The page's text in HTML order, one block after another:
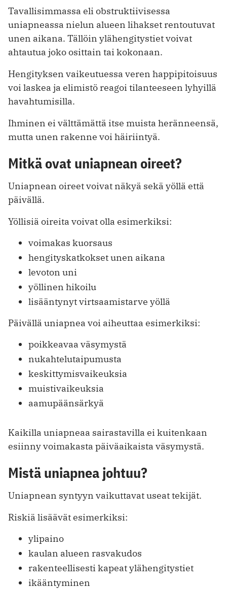
Tavallisimmassa eli obstruktiivisessa
uniapneassa nielun alueen lihakset rentoutuvat
unen aikana. Tällöin ylähengitystiet voivat
ahtautua joko osittain tai kokonaan.
Hengityksen vaikeutuessa veren happipitoisuus
voi laskea ja elimistö reagoi tilanteeseen lyhyillä
havahtumisilla.
Ihminen ei välttämättä itse muista heränneensä,
mutta unen rakenne voi häiriintyä.
Mitkä ovat uniapnean oireet?
Uniapnean oireet voivat näkyä sekä yöllä että
päivällä.
Yöllisiä oireita voivat olla esimerkiksi:
voimakas kuorsaus
hengityskatkokset unen aikana
levoton uni
yöllinen hikoilu
lisääntynyt virtsaamistarve yöllä
Päivällä uniapnea voi aiheuttaa esimerkiksi:
poikkeavaa väsymystä
nukahtelutaipumusta
keskittymisvaikeuksia
muistivaikeuksia
aamupäänsärkyä
Kaikilla uniapneaa sairastavilla ei kuitenkaan
esiinny voimakasta päiväaikaista väsymystä.
Mistä uniapnea johtuu?
Uniapnean syntyyn vaikuttavat useat tekijät.
Riskiä lisäävät esimerkiksi:
ylipaino
kaulan alueen rasvakudos
rakenteellisesti kapeat ylähengitystiet
ikääntyminen